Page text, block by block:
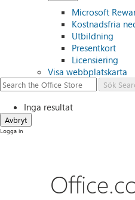
Microsoft
Kostnadsfria
Utbildning
Presentkort
Licensiering
Visa webbplatskarta
Sök
Inga resultat
Avbryt
Logga in